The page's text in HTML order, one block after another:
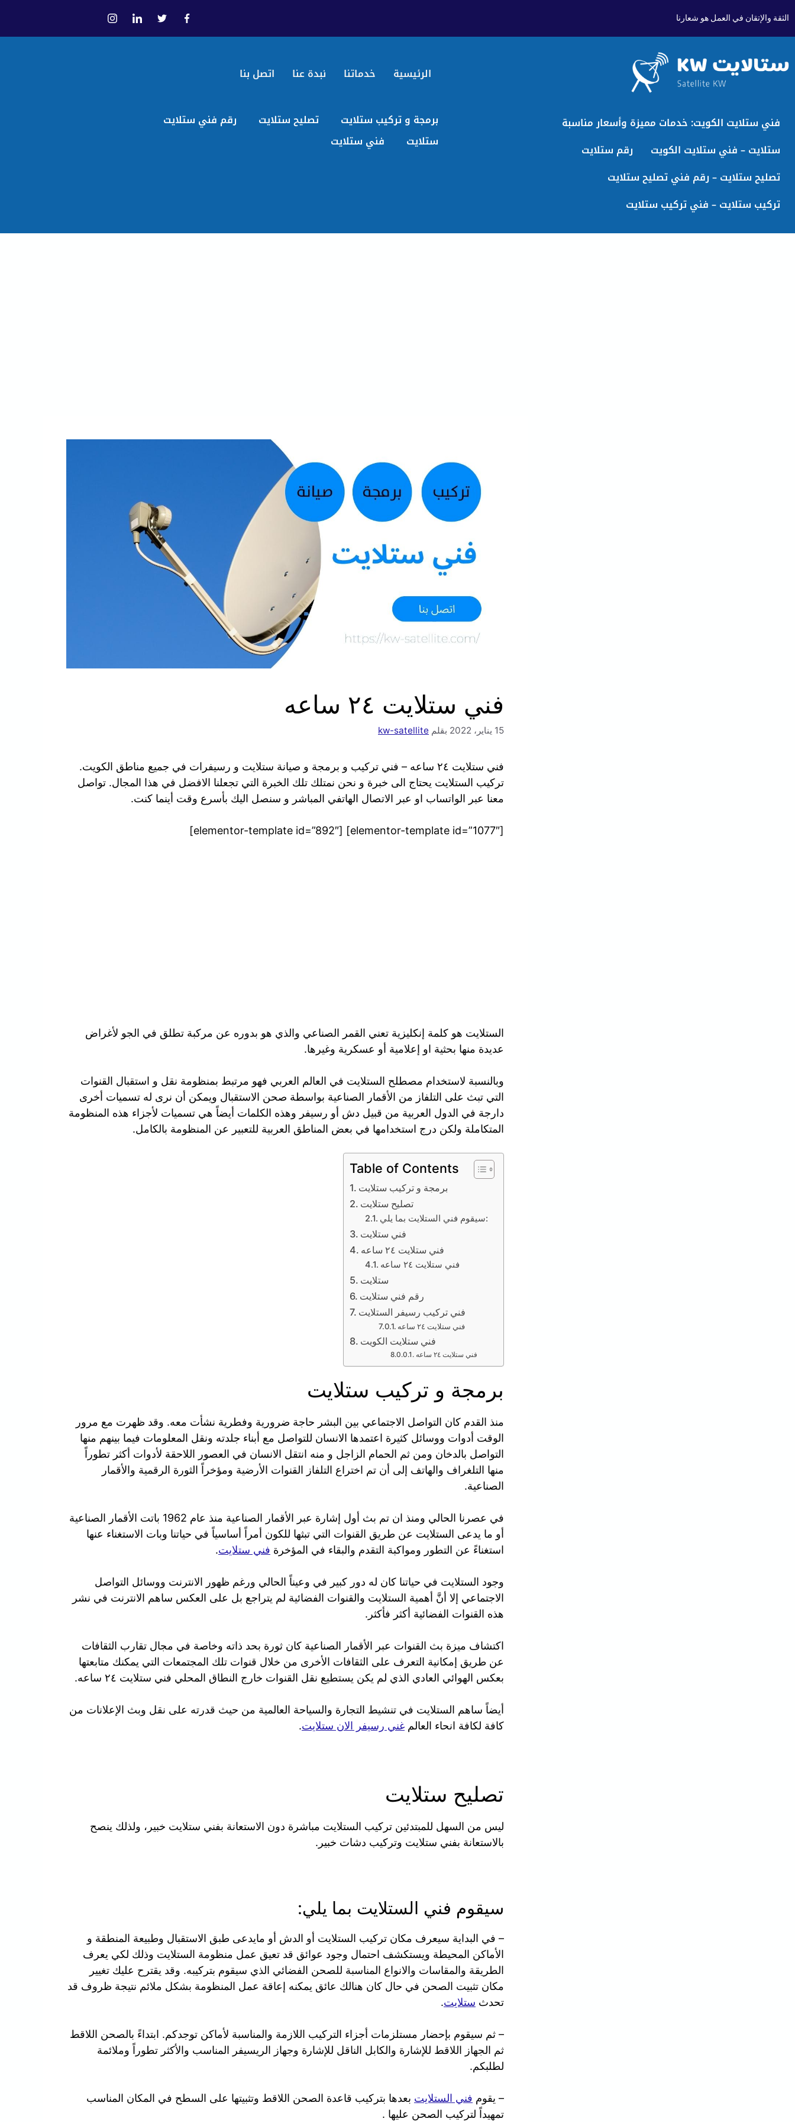
الثقة والإتقان في العمل هو شعارنا
الرئيسية خدماتنا نبدة عنا اتصل بنا
فني ستلايت الكويت: خدمات مميزة وأسعار مناسبة
ستلايت – فني ستلايت الكويت
رقم ستلايت
تصليح ستلايت – رقم فني تصليح ستلايت
تركيب ستلايت – فني تركيب ستلايت
برمجة و تركيب ستلايت تصليح ستلايت
رقم فني ستلايت
ستلايت
فني ستلايت
فني ستلايت ٢٤ ساعه
15 يناير، 2022 بقلم kw-satellite
فني ستلايت ٢٤ ساعه – فني تركيب و برمجة و صيانة ستلايت و رسيفرات في جميع مناطق الكويت.
تركيب الستلايت يحتاج الى خبرة و نحن نمتلك تلك الخبرة التي تجعلنا الافضل في هذا المجال. تواصل
معنا عبر الواتساب او عبر الاتصال الهاتفي المباشر و سنصل اليك بأسرع وقت أينما كنت.
[elementor-template id=”1077″] [elementor-template id=”892″]
الستلايت هو كلمة إنكليزية تعني القمر الصناعي والذي هو بدوره عن مركبة تطلق في الجو لأغراض
عديدة منها بحثية او إعلامية أو عسكرية وغيرها.
وبالنسبة لاستخدام مصطلح الستلايت في العالم العربي فهو مرتبط بمنظومة نقل و استقبال القنوات
التي تبث على التلفاز من الأقمار الصناعية بواسطة صحن الاستقبال ويمكن أن نرى له تسميات أخرى
دارجة في الدول العربية من قبيل دش أو رسيفر وهذه الكلمات أيضاً هي تسميات لأجزاء هذه المنظومة
المتكاملة ولكن درج استخدامها في بعض المناطق العربية للتعبير عن المنظومة بالكامل.
Table of Contents
برمجة و تركيب ستلايت
تصليح ستلايت
سيقوم فني الستلايت بما يلي:
فني ستلايت
فني ستلايت ٢٤ ساعه
فني ستلايت ٢٤ ساعه
ستلايت
رقم فني ستلايت
فني تركيب رسيفر الستلايت
فني ستلايت ٢٤ ساعه
فني ستلايت الكويت
فني ستلايت ٢٤ ساعه
برمجة و تركيب ستلايت
منذ القدم كان التواصل الاجتماعي بين البشر حاجة ضرورية وفطرية نشأت معه. وقد ظهرت مع مرور
الوقت أدوات ووسائل كثيرة اعتمدها الانسان للتواصل مع أبناء جلدته ونقل المعلومات فيما بينهم منها
التواصل بالدخان ومن ثم الحمام الزاجل و منه انتقل الانسان في العصور اللاحقة لأدوات أكثر تطوراً
منها التلغراف والهاتف إلى أن تم اختراع التلفاز القنوات الأرضية ومؤخراً الثورة الرقمية والأقمار
الصناعية.
في عصرنا الحالي ومنذ ان تم بث أول إشارة عبر الأقمار الصناعية منذ عام 1962 باتت الأقمار الصناعية
أو ما يدعى الستلايت عن طريق القنوات التي تبثها للكون أمراً أساسياً في حياتنا وبات الاستغناء عنها
استغناءً عن التطور ومواكبة التقدم والبقاء في المؤخرة فني ستلايت.
وجود الستلايت في حياتنا كان له دور كبير في وعيناً الحالي ورغم ظهور الانترنت ووسائل التواصل
الاجتماعي إلا أنَّ أهمية الستلايت والقنوات الفضائية لم يتراجع بل على العكس ساهم الانترنت في نشر
هذه القنوات الفضائية أكثر فأكثر.
اكتشاف ميزة بث القنوات عبر الأقمار الصناعية كان ثورة بحد ذاته وخاصة في مجال تقارب الثقافات
عن طريق إمكانية التعرف على الثقافات الأخرى من خلال قنوات تلك المجتمعات التي يمكنك متابعتها
بعكس الهوائي العادي الذي لم يكن يستطيع نقل القنوات خارج النطاق المحلي فني ستلايت ٢٤ ساعه.
أيضاً ساهم الستلايت في تنشيط التجارة والسياحة العالمية من حيث قدرته على نقل وبث الإعلانات من
كافة لكافة انحاء العالم غني رسيفر الان ستلايت.
تصليح ستلايت
ليس من السهل للمبتدئين تركيب الستلايت مباشرة دون الاستعانة بفني ستلايت خبير، ولذلك ينصح
بالاستعانة بفني ستلايت وتركيب دشات خبير.
سيقوم فني الستلايت بما يلي:
– في البداية سيعرف مكان تركيب الستلايت أو الدش أو مايدعى طبق الاستقبال وطبيعة المنطقة و
الأماكن المحيطة ويستكشف احتمال وجود عوائق قد تعيق عمل منظومة الستلايت وذلك لكي يعرف
الطريقة والمقاسات والانواع المناسبة للصحن الفضائي الذي سيقوم بتركيبه. وقد يقترح عليك تغيير
مكان تثبيت الصحن في حال كان هنالك عائق يمكنه إعاقة عمل المنظومة بشكل ملائم نتيجة ظروف قد
تحدث ستلايت.
– ثم سيقوم بإحضار مستلزمات أجزاء التركيب اللازمة والمناسبة لأماكن توجدكم. ابتداءً بالصحن اللاقط
ثم الجهاز اللاقط للإشارة والكابل الناقل للإشارة وجهاز الريسيفر المناسب والأكثر تطوراً وملائمة
لطلبكم.
– يقوم فني الستلايت بعدها بتركيب قاعدة الصحن اللاقط وتثبيتها على السطح في المكان المناسب
تمهيداً لتركيب الصحن عليها .